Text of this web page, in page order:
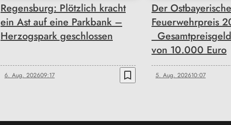
Regensburg: Plötzlich kracht
ein Ast auf eine Parkbank –
Herzogspark geschlossen
6. Aug. 202609:17 bookmark_border
Der Ostbayerische
Feuerwehrpreis
von 10.000 Euro
5. Aug. 202610:07